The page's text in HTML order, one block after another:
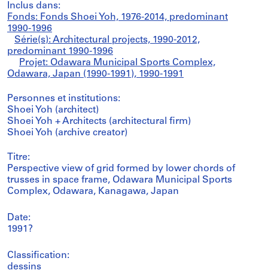
Inclus dans:
Fonds: Fonds Shoei Yoh, 1976-2014, predominant
1990-1996
Série(s): Architectural projects, 1990-2012,
predominant 1990-1996
Projet: Odawara Municipal Sports Complex,
Odawara, Japan (1990-1991), 1990-1991
Personnes et institutions:
Shoei Yoh (architect)
Shoei Yoh + Architects (architectural firm)
Shoei Yoh (archive creator)
Titre:
Perspective view of grid formed by lower chords of
trusses in space frame, Odawara Municipal Sports
Complex, Odawara, Kanagawa, Japan
Date:
1991?
Classification:
dessins